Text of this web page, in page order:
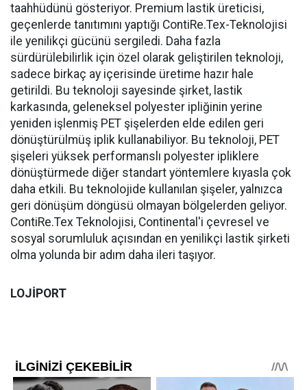
taahhüdünü gösteriyor. Premium lastik üreticisi,
geçenlerde tanıtımını yaptığı ContiRe.Tex-Teknolojisi
ile yenilikçi gücünü sergiledi. Daha fazla
sürdürülebilirlik için özel olarak geliştirilen teknoloji,
sadece birkaç ay içerisinde üretime hazır hale
getirildi. Bu teknoloji sayesinde şirket, lastik
karkasında, geleneksel polyester ipliğinin yerine
yeniden işlenmiş PET şişelerden elde edilen geri
dönüştürülmüş iplik kullanabiliyor. Bu teknoloji, PET
şişeleri yüksek performanslı polyester ipliklere
dönüştürmede diğer standart yöntemlere kıyasla çok
daha etkili. Bu teknolojide kullanılan şişeler, yalnızca
geri dönüşüm döngüsü olmayan bölgelerden geliyor.
ContiRe.Tex Teknolojisi, Continental'i çevresel ve
sosyal sorumluluk açısından en yenilikçi lastik şirketi
olma yolunda bir adım daha ileri taşıyor.
LOJİPORT